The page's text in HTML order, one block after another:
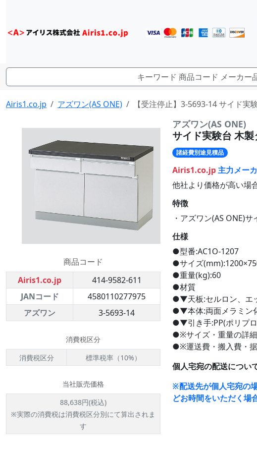
Airis1.co.jp アズワン(AS ONE) 【受注停止】3-5693-14 サイド
商品コード
Airis1.co.jp
414-9582-611
JANコード
4580110277975
アズワン
3-5693-14
消費税区分
消費税区分
標準税率（10%）
当社販売価格
88,638円(税込)
※実際の消費税は消費税区分別にて算出されま
す
アズワン(AS ONE)
サイド実験台 木
諸経費別途見積品
Airis1.co.jp主力メー
他社より価格が高い場
特徴
・アズワン(AS ONE)
仕様
●型番:AC1O-1207
●サイズ
●重量(kg):60
●材質
●▼天板:セルロン、エ
●▼本体:両面メラミン
●▼引き手:PP(ポリプ
●※サイズ・重量の詳細
●※運送費・搬入費・据
個人宅宛の配送につい
※配送先が個人宅宛の
どお時間をいただく場